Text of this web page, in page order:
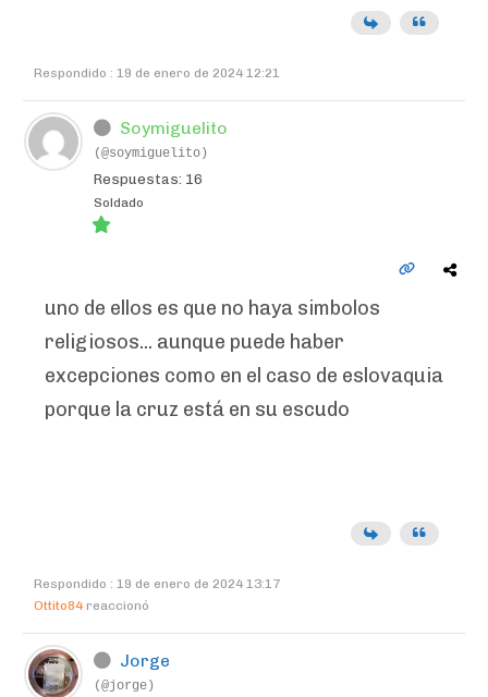
Respondido : 19 de enero de 2024 12:21
Soymiguelito
(@soymiguelito)
Respuestas: 16
Soldado
uno de ellos es que no haya simbolos
religiosos... aunque puede haber
excepciones como en el caso de eslovaquia
porque la cruz está en su escudo
Respondido : 19 de enero de 2024 13:17
Ottito84 reaccionó
Jorge
(@jorge)